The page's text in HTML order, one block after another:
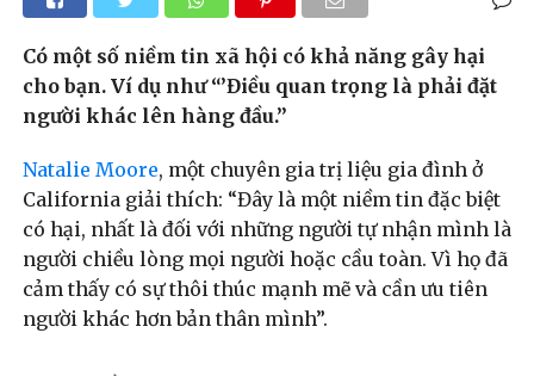
Có một số niềm tin xã hội có khả năng gây hại
cho bạn. Ví dụ như “’Điều quan trọng là phải đặt
người khác lên hàng đầu.”
Natalie Moore, một chuyên gia trị liệu gia đình ở
California giải thích: “Đây là một niềm tin đặc biệt
có hại, nhất là đối với những người tự nhận mình là
người chiều lòng mọi người hoặc cầu toàn. Vì họ đã
cảm thấy có sự thôi thúc mạnh mẽ và cần ưu tiên
người khác hơn bản thân mình”.